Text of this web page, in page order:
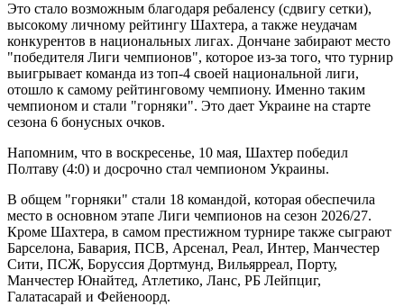
Это стало возможным благодаря ребаленсу (сдвигу сетки),
высокому личному рейтингу Шахтера, а также неудачам
конкурентов в национальных лигах. Дончане забирают место
"победителя Лиги чемпионов", которое из-за того, что турнир
выигрывает команда из топ-4 своей национальной лиги,
отошло к самому рейтинговому чемпиону. Именно таким
чемпионом и стали "горняки". Это дает Украине на старте
сезона 6 бонусных очков.
Напомним, что в воскресенье, 10 мая, Шахтер победил
Полтаву (4:0) и досрочно стал чемпионом Украины.
В общем "горняки" стали 18 командой, которая обеспечила
место в основном этапе Лиги чемпионов на сезон 2026/27.
Кроме Шахтера, в самом престижном турнире также сыграют
Барселона, Бавария, ПСВ, Арсенал, Реал, Интер, Манчестер
Сити, ПСЖ, Боруссия Дортмунд, Вильярреал, Порту,
Манчестер Юнайтед, Атлетико, Ланс, РБ Лейпциг,
Галатасарай и Фейеноорд.